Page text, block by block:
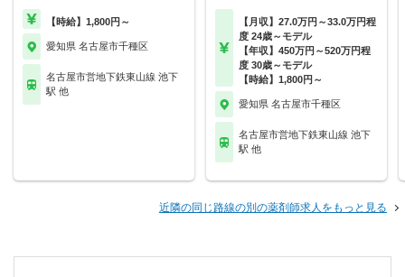
【時給】1,800円～
愛知県 名古屋市千種区
名古屋市営地下鉄東山線 池下
駅 他
【月収】27.0万円～33.0万円程
度 24歳～モデル
【年収】450万円～520万円程
度 30歳～モデル
【時給】1,800円～
愛知県 名古屋市千種区
名古屋市営地下鉄東山線 池下
駅 他
近隣の同じ路線の別の薬剤師求人をもっと見る